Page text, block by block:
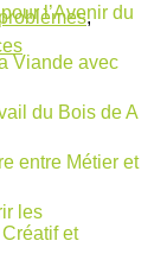
,
l’Avenir du
Viande avec
du Bois de A
entre Métier et
les
et